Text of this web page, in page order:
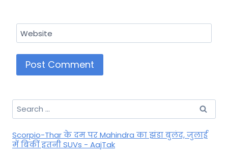
Website
Search
for:
Scorpio-Thar के दम पर Mahindra का झंडा बुलंद, जुलाई
में बिकीं इतनी SUVs - AajTak